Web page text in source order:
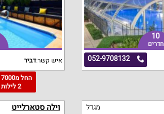
10
חדרים
052-9708132 איש קשר:דביר
2 לילות בסופ"ש הקרוב
מגדל וילה סטארלייט